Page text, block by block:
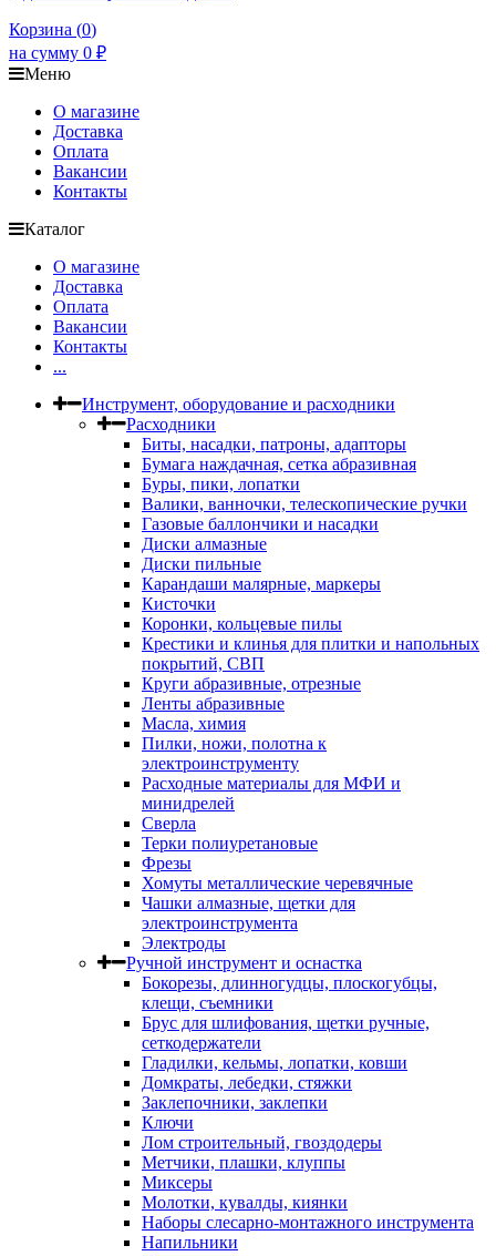
Корзина (0)
на сумму 0 ₽
Меню
О магазине
Доставка
Оплата
Вакансии
Контакты
Каталог
О магазине
Доставка
Оплата
Вакансии
Контакты
...
Инструмент, оборудование и расходники
Расходники
Биты, насадки, патроны, адапторы
Бумага наждачная, сетка абразивная
Буры, пики, лопатки
Валики, ванночки, телескопические ручки
Газовые баллончики и насадки
Диски алмазные
Диски пильные
Карандаши малярные, маркеры
Кисточки
Коронки, кольцевые пилы
Крестики и клинья для плитки и напольных
покрытий, СВП
Круги абразивные, отрезные
Ленты абразивные
Масла, химия
Пилки, ножи, полотна к
электроинструменту
Расходные материалы для МФИ и
минидрелей
Сверла
Терки полиуретановые
Фрезы
Хомуты металлические черевячные
Чашки алмазные, щетки для
электроинструмента
Электроды
Ручной инструмент и оснастка
Бокорезы, длинногудцы, плоскогубцы,
клещи, съемники
Брус для шлифования, щетки ручные,
сеткодержатели
Гладилки, кельмы, лопатки, ковши
Домкраты, лебедки, стяжки
Заклепочники, заклепки
Ключи
Лом строительный, гвоздодеры
Метчики, плашки, клуппы
Миксеры
Молотки, кувалды, киянки
Наборы слесарно-монтажного инструмента
Напильники